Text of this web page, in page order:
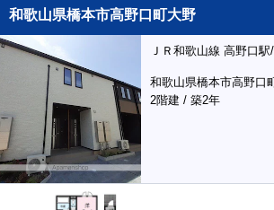
和歌山県橋本市高野口町大野
ＪＲ和歌山線 高野口
和歌山県橋本市高野口
2階建 / 築2年